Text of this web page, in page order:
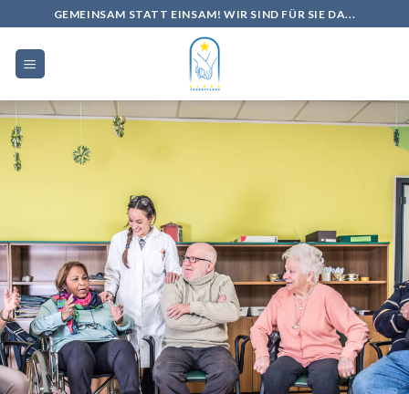
content
GEMEINSAM STATT EINSAM! WIR SIND FÜR SIE DA...